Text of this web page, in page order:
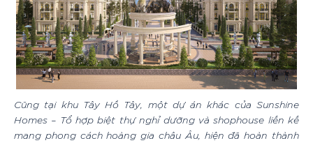
Cũng tại khu Tây Hồ Tây, một dự án khác của Sunshine
Homes – Tổ hợp biệt thự nghỉ dưỡng và shophouse liền kề
mang phong cách hoàng gia châu Âu, hiện đã hoàn thành